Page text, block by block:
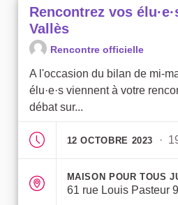
Rencontrez vos
Vallès
Rencontre officielle
A l'occasion du bilan de mi-
élu·e·s viennent à votre
débat sur...
12 OCTOBRE 2023 ·
MAISON POUR TOUS
61 rue Louis Pasteur